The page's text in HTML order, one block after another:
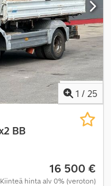
1 / 25
BB
16 500 €
Kiinteä hinta alv 0% (veroton)